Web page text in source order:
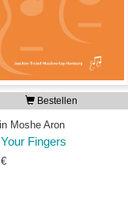
Bestellen
Moshe Aron
Fingers
€